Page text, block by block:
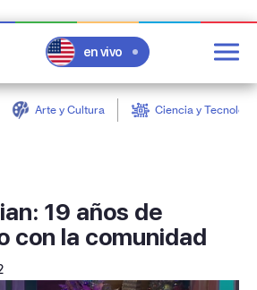
en vivo
Arte y Cultura Ciencia y
19 años de
con la comunidad